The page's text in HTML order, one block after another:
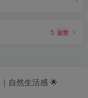
5 超赞
自然生活感 🌟